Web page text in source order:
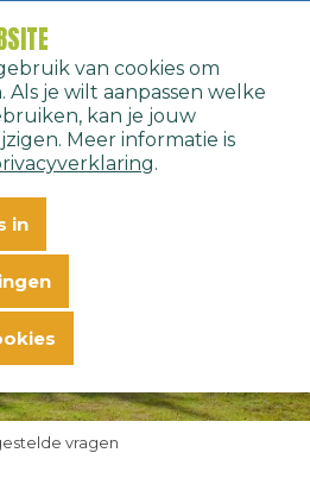
Nederlands
VRAGEN
vragen
van cookies om
je wilt aanpassen welke
kan je jouw
Meer informatie is
.
in